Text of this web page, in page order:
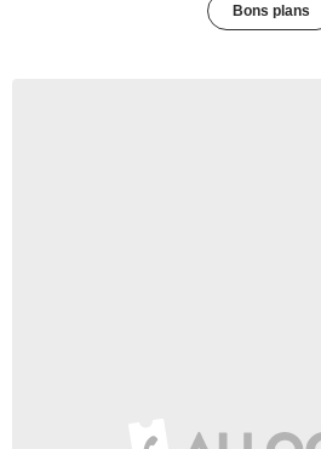
Bons plans